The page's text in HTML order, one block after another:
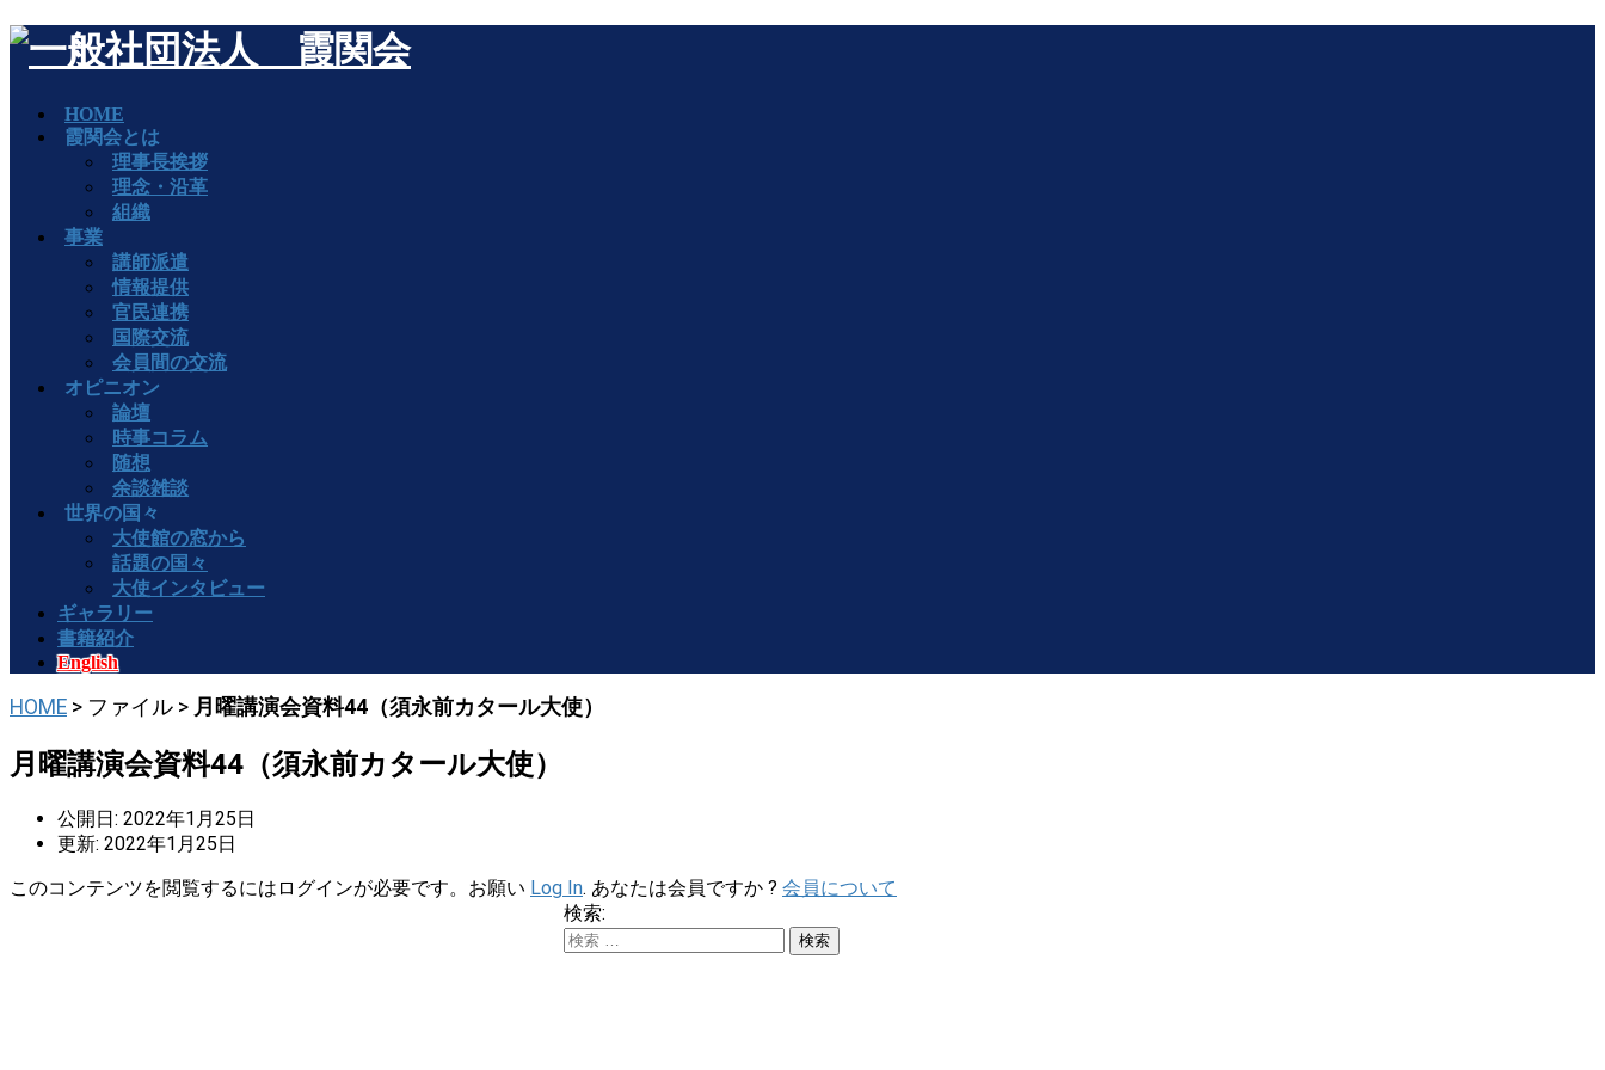
HOME
霞関会とは
理事長挨拶
理念・沿革
組織
事業
講師派遣
情報提供
官民連携
国際交流
会員間の交流
オピニオン
論壇
時事コラム
随想
余談雑談
世界の国々
大使館の窓から
話題の国々
大使インタビュー
ギャラリー
書籍紹介
English
HOME > ファイル > 月曜講演会資料44（須永前カタール大使）
月曜講演会資料44（須永前カタール大使）
公開日: 2022年1月25日
更新: 2022年1月25日
このコンテンツを閲覧するにはログインが必要です。お願い Log In. あなたは会員ですか ? 会員について
検索: